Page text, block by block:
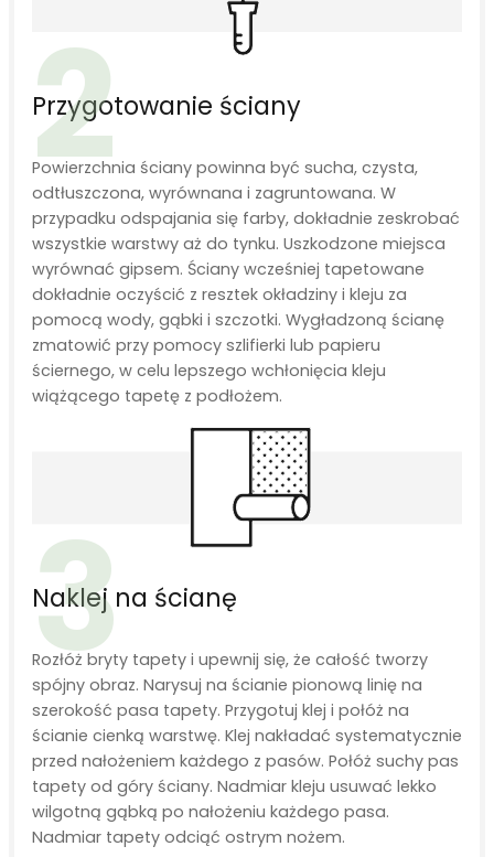
2
Przygotowanie ściany
Powierzchnia ściany powinna być sucha, czysta,
odtłuszczona, wyrównana i zagruntowana. W
przypadku odspajania się farby, dokładnie zeskrobać
wszystkie warstwy aż do tynku. Uszkodzone miejsca
wyrównać gipsem. Ściany wcześniej tapetowane
dokładnie oczyścić z resztek okładziny i kleju za
pomocą wody, gąbki i szczotki. Wygładzoną ścianę
zmatowić przy pomocy szlifierki lub papieru
ściernego, w celu lepszego wchłonięcia kleju
wiążącego tapetę z podłożem.
3
Naklej na ścianę
Rozłóż bryty tapety i upewnij się, że całość tworzy
spójny obraz. Narysuj na ścianie pionową linię na
szerokość pasa tapety. Przygotuj klej i połóż na
ścianie cienką warstwę. Klej nakładać systematycznie
przed nałożeniem każdego z pasów. Połóż suchy pas
tapety od góry ściany. Nadmiar kleju usuwać lekko
wilgotną gąbką po nałożeniu każdego pasa.
Nadmiar tapety odciąć ostrym nożem.